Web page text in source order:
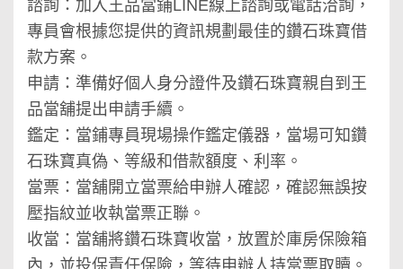
諮詢：加入王品當鋪LINE線上諮詢或電話洽詢，
專員會根據您提供的資訊規劃最佳的鑽石珠寶借
款方案。
申請：準備好個人身分證件及鑽石珠寶親自到王
品當舖提出申請手續。
鑑定：當鋪專員現場操作鑑定儀器，當場可知鑽
石珠寶真偽、等級和借款額度、利率。
當票：當舖開立當票給申辦人確認，確認無誤按
壓指紋並收執當票正聯。
收當：當舖將鑽石珠寶收當，放置於庫房保險箱
內，並投保責任保險，等待申辦人持當票取贖。